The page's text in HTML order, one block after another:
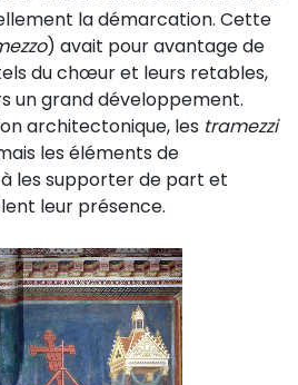
la démarcation. Cette
) avait pour avantage de
du chœur et leurs retables,
un grand développement.
architectonique, les tramezzi
les éléments de
les supporter de part et
leur présence.